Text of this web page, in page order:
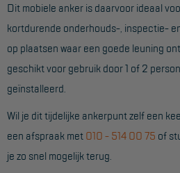
Trap accessoires
Trap onderdelen
Schraag
VALBEVEILIGING
Veiligheid sets
Harnas gordels
Dit mobiele anker is daarvoor ideaal
kortdurende onderhouds-, inspectie-
op plaatsen waar een goede leuning
geschikt voor gebruik door 1 of 2
geïnstalleerd.
Wil je dit tijdelijke ankerpunt zelf een
een afspraak met 010 - 514 00 75 of
je zo snel mogelijk terug.